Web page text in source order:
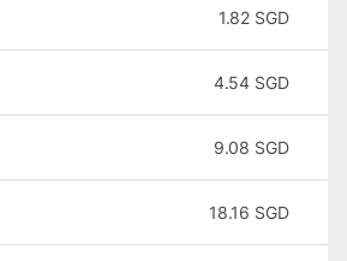
1.82 SGD
4.54 SGD
9.08 SGD
18.16 SGD